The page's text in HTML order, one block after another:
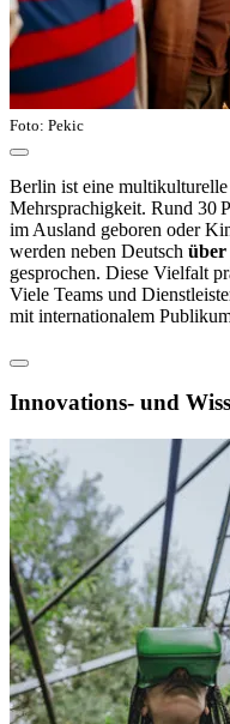
Foto: Pekic
Berlin ist eine
Mehrsprachigkeit. Rund 30
im Ausland geboren oder
werden neben Deutsch über
gesprochen. Diese Vielfalt
Viele Teams und
mit internationalem
Innovations- und